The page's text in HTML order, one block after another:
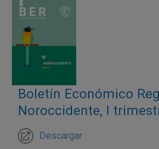
Boletín Económico
Noroccidente, I
Descargar